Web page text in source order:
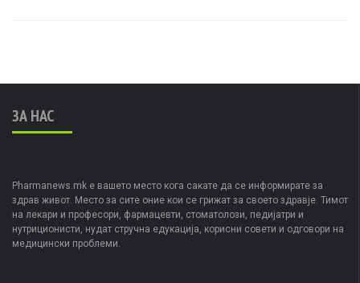
ЗА НАС
Pharmanews.mk е вашето место кога сакате да се информирате за
здрав живот. Место за сите оние кои се грижат за своето здравје. Тимот
на лекари и професори, фармацевти, стоматолози, педијатри и
нутриционисти, нудат стручна едукација, корисни совети и одговори на
медицински проблеми.